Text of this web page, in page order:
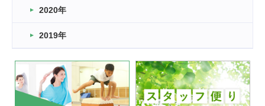
2022.11.03
緑ケ丘体育館
いたっぼーる大会☆彡
緑ケ丘体育館
2022.07.03
2020年
2019年